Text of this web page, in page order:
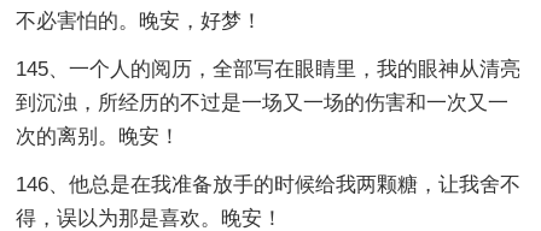
不必害怕的。晚安，好梦！
145、一个人的阅历，全部写在眼睛里，我的眼神从清亮
到沉浊，所经历的不过是一场又一场的伤害和一次又一
次的离别。晚安！
146、他总是在我准备放手的时候给我两颗糖，让我舍不
得，误以为那是喜欢。晚安！